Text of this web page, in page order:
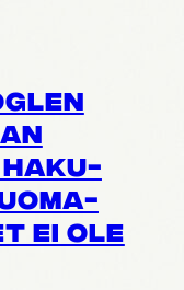
HAKU­
EI OLE